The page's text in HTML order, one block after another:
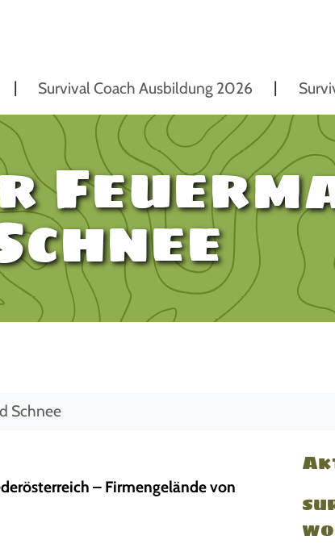
Survival Coach Ausbildung 2026
Schnee
– Firmengelände von